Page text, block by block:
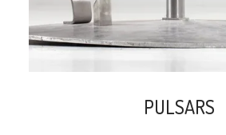
PULSARS